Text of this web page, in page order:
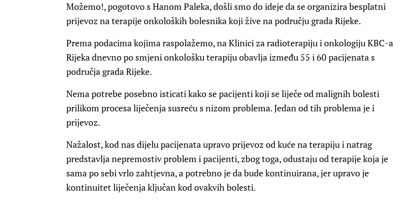
Možemo!, pogotovo s Hanom Paleka, došli smo do ideje da se organizira besplatni
prijevoz na terapije onkoloških bolesnika koji žive na području grada Rijeke.
Prema podacima kojima raspolažemo, na Klinici za radioterapiju i onkologiju KBC-a
Rijeka dnevno po smjeni onkološku terapiju obavlja između 55 i 60 pacijenata s
područja grada Rijeke.
Nema potrebe posebno isticati kako se pacijenti koji se liječe od malignih bolesti
prilikom procesa liječenja susreću s nizom problema. Jedan od tih problema je i
prijevoz.
Nažalost, kod nas dijelu pacijenata upravo prijevoz od kuće na terapiju i natrag
predstavlja nepremostiv problem i pacijenti, zbog toga, odustaju od terapije koja je
sama po sebi vrlo zahtjevna, a potrebno je da bude kontinuirana, jer upravo je
kontinuitet liječenja ključan kod ovakvih bolesti.